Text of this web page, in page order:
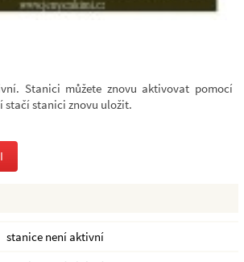
Stanici můžete znovu aktivovat pomocí
stačí stanici znovu uložit.
stanice není aktivní